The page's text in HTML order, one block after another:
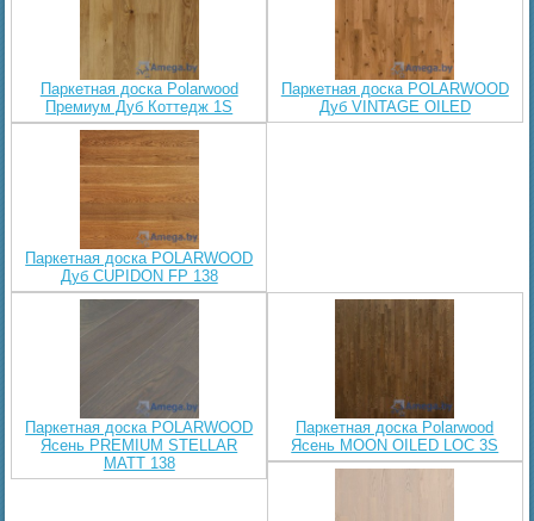
Паркетная доска Polarwood
Премиум Дуб Коттедж 1S
Паркетная доска POLARWOOD
Дуб VINTAGE OILED
Паркетная доска POLARWOOD
Дуб CUPIDON FP 138
Паркетная доска POLARWOOD
Ясень PREMIUM STELLAR
MATT 138
Паркетная доска Polarwood
Ясень MOON OILED LOC 3S